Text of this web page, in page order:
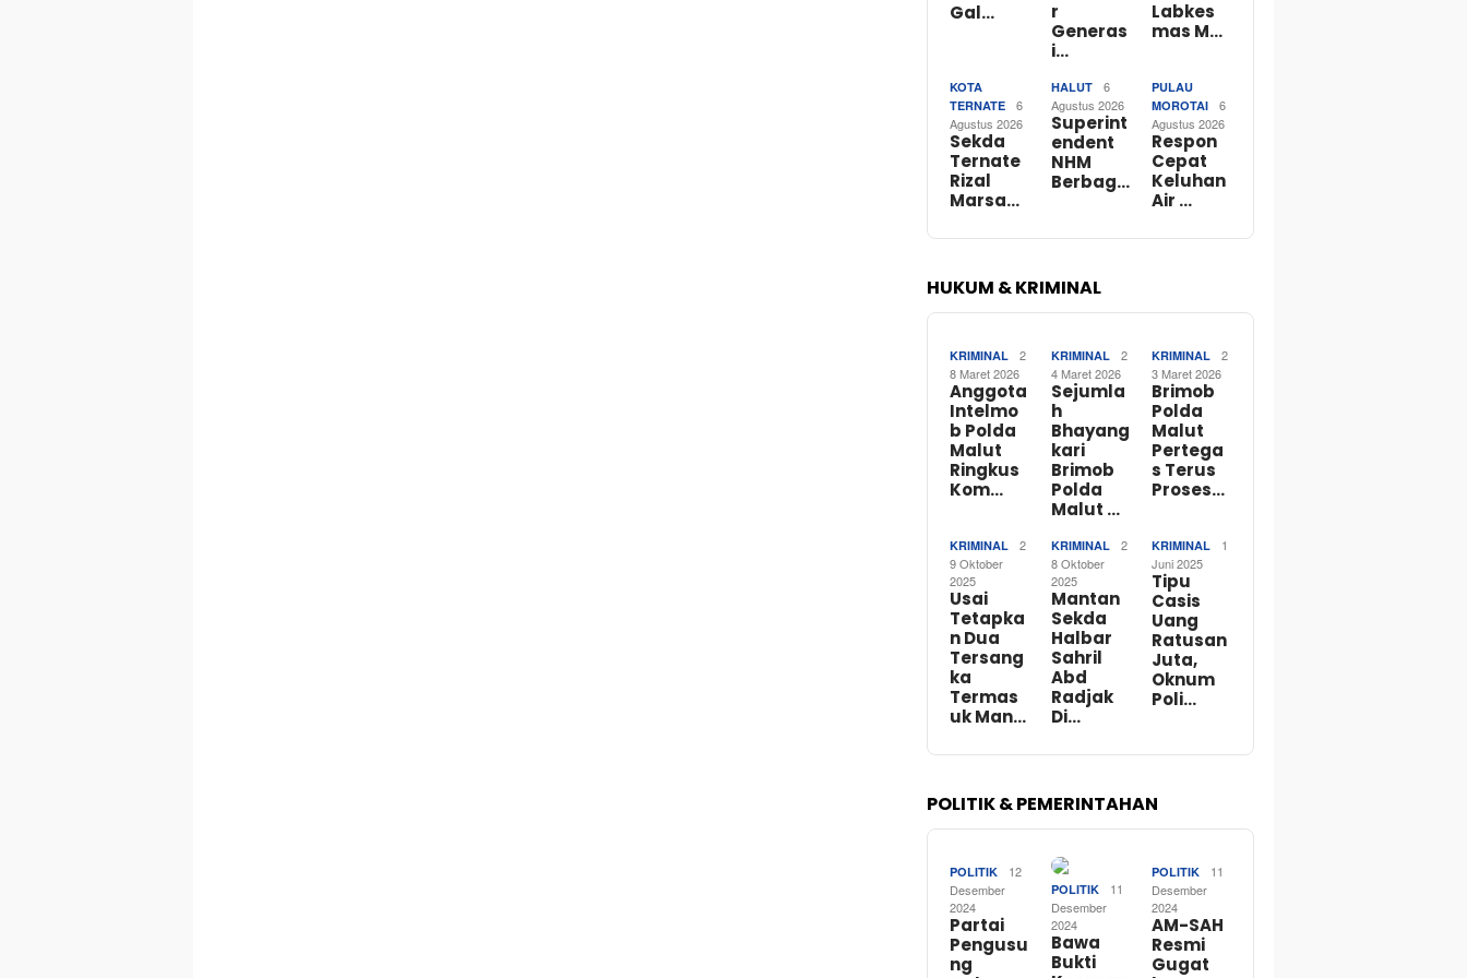
Gal…
r
Generas
i…
Labkes
mas M…
KOTA
TERNATE
6
Agustus 2026
Sekda
Ternate
Rizal
Marsa…
HALUT
6
Agustus 2026
Superint
endent
NHM
Berbag…
PULAU
MOROTAI
6
Agustus 2026
Respon
Cepat
Keluhan
Air …
HUKUM & KRIMINAL
KRIMINAL
2
8 Maret 2026
Anggota
Intelmo
b Polda
Malut
Ringkus
Kom…
KRIMINAL
2
4 Maret 2026
Sejumla
h
Bhayang
kari
Brimob
Polda
Malut …
KRIMINAL
2
3 Maret 2026
Brimob
Polda
Malut
Pertega
s Terus
Proses…
KRIMINAL
2
9 Oktober
2025
Usai
Tetapka
n Dua
Tersang
ka
Termas
uk Man…
KRIMINAL
2
8 Oktober
2025
Mantan
Sekda
Halbar
Sahril
Abd
Radjak
Di…
KRIMINAL
1
Juni 2025
Tipu
Casis
Uang
Ratusan
Juta,
Oknum
Poli…
POLITIK & PEMERINTAHAN
POLITIK
12
Desember
2024
Partai
Pengusu
ng
POLITIK
11
Desember
2024
Bawa
Bukti
POLITIK
11
Desember
2024
AM-SAH
Resmi
Gugat